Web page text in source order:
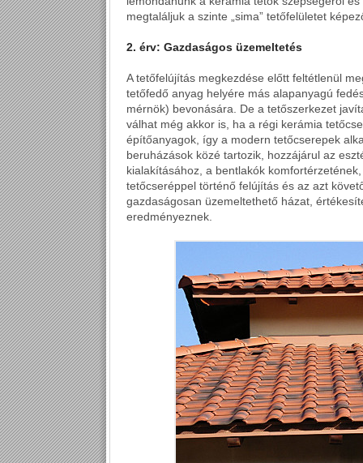
megtaláljuk a szinte „sima” tetőfelületet
2. érv: Gazdaságos üzemeltetés
A tetőfelújítás megkezdése előtt feltétlenül
tetőfedő anyag helyére más alapanyagú
mérnök) bevonására. De a tetőszerkezet
válhat még akkor is, ha a régi kerámia
építőanyagok, így a modern tetőcserepek
beruházások közé tartozik, hozzájárul az
kialakításához, a bentlakók
tetőcseréppel történő felújítás és az azt
gazdaságosan üzemeltethető házat,
eredményeznek.